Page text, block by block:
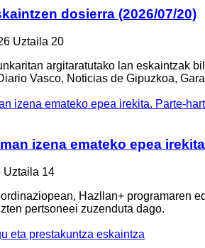
dosierra (2026/07/20)
Uztaila 20
argitaratutako lan eskaintzak
Vasco, Noticias de Gipuzkoa,
izena emateko epea
Uztaila 14
Hazllan+ programaren
pertsoneei zuzenduta dago.